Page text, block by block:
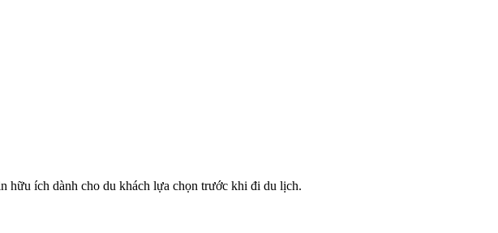
hữu ích dành cho du khách lựa chọn trước khi đi du lịch.